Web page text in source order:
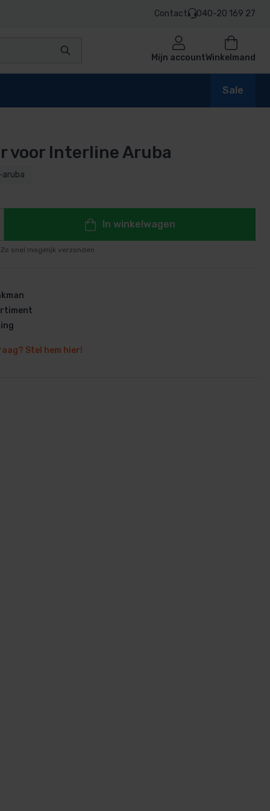
Contact 040-20 169 27
Mijn accountWinkelmand
Sale
voor Interline Aruba
In winkelwagen
Zo snel mogelijk verzonden
Stel hem hier!